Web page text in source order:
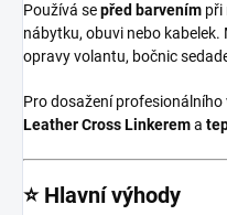
Používá sepřed barvením při
nábytku, obuvi nebo kabelek.
opravy volantu, bočnic
Pro dosažení profesionálního
Leather Cross Linkerema
⭐ Hlavní výhody